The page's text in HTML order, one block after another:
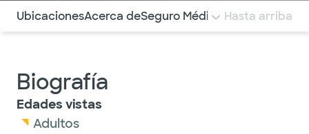
Utilice esta navegación para saltar rápidamente a
UbicacionesAcerca deSeguro Médico COMENTARIOS
Hasta arriba
Biografía
Edades vistas
Adultos